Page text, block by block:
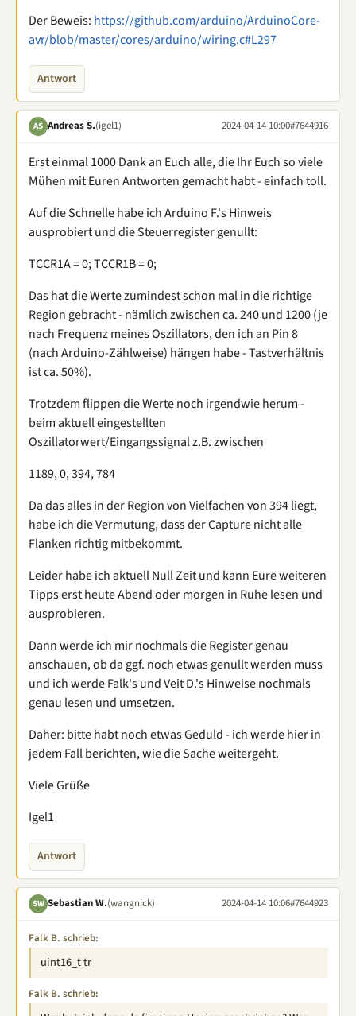
Der Beweis: https://github.com/arduino/ArduinoCore-
avr/blob/master/cores/arduino/wiring.c#L297
Antwort
AS Andreas S.(igel1) 2024-04-14 10:00#7644916
Erst einmal 1000 Dank an Euch alle, die Ihr Euch so viele
Mühen mit Euren Antworten gemacht habt - einfach toll.
Auf die Schnelle habe ich Arduino F.'s Hinweis
ausprobiert und die Steuerregister genullt:
TCCR1A = 0; TCCR1B = 0;
Das hat die Werte zumindest schon mal in die richtige
Region gebracht - nämlich zwischen ca. 240 und 1200 (je
nach Frequenz meines Oszillators, den ich an Pin 8
(nach Arduino-Zählweise) hängen habe - Tastverhältnis
ist ca. 50%).
Trotzdem flippen die Werte noch irgendwie herum -
beim aktuell eingestellten
Oszillatorwert/Eingangssignal z.B. zwischen
1189, 0, 394, 784
Da das alles in der Region von Vielfachen von 394 liegt,
habe ich die Vermutung, dass der Capture nicht alle
Flanken richtig mitbekommt.
Leider habe ich aktuell Null Zeit und kann Eure weiteren
Tipps erst heute Abend oder morgen in Ruhe lesen und
ausprobieren.
Dann werde ich mir nochmals die Register genau
anschauen, ob da ggf. noch etwas genullt werden muss
und ich werde Falk's und Veit D.'s Hinweise nochmals
genau lesen und umsetzen.
Daher: bitte habt noch etwas Geduld - ich werde hier in
jedem Fall berichten, wie die Sache weitergeht.
Viele Grüße
Igel1
Antwort
SW Sebastian W.(wangnick) 2024-04-14 10:06#7644923
Falk B. schrieb:
uint16_t tr
Falk B. schrieb: